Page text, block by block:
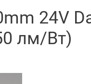
24V
лм/Вт)